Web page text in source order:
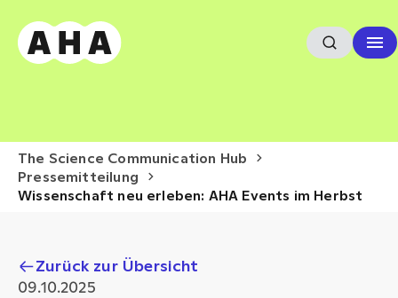
The Science Communication Hub
Pressemitteilung
Wissenschaft neu erleben: AHA Events im Herbst
Zurück zur Übersicht
09.10.2025